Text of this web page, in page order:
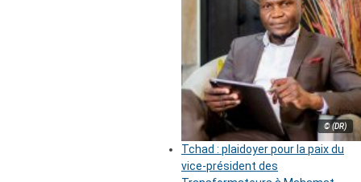
© (DR)
Tchad : plaidoyer pour la paix du
vice-président des